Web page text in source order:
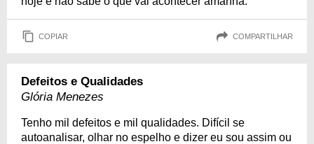
COPIAR COMPARTILHAR
Defeitos e Qualidades
Glória Menezes
Tenho mil defeitos e mil qualidades. Difícil se
autoanalisar, olhar no espelho e dizer eu sou assim ou